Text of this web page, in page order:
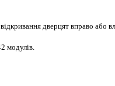
дверцят вправо або
модулів.